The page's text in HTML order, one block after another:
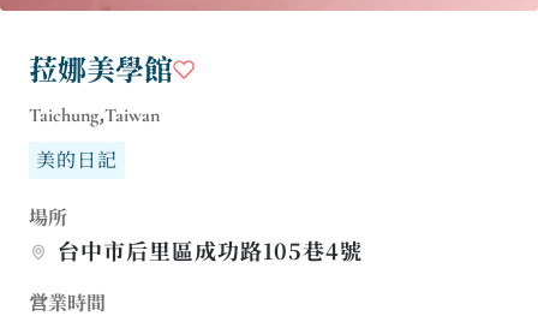
菈娜美學館
Taichung,Taiwan
美的日記
場所
台中市后里區成功路105巷4號
営業時間